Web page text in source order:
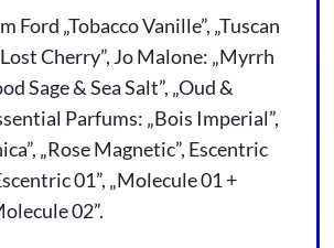
Ford „Tobacco Vanille”, „Tuscan
Cherry”, Jo Malone: „Myrrh
Sage & Sea Salt”, „Oud &
Parfums: „Bois Imperial”,
„Rose Magnetic”, Escentric
01”, „Molecule 01 +
02”.